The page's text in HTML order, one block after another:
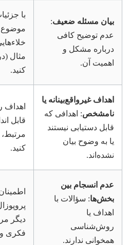
بیان مسئله ضعیف:
عدم توضیح کافی
درباره مشکل و
اهمیت آن.
با
مثال
کنید.
اهداف غیرواقع‌بینانه یا
نامشخص: اهدافی که
قابل دستیابی نیستند
یا به وضوح بیان
نشده‌اند.
قابل
کنید.
عدم انسجام بین
بخش‌ها: سؤالات با
اهداف یا
روش‌شناسی
همخوانی ندارند.
دیگر
فکری